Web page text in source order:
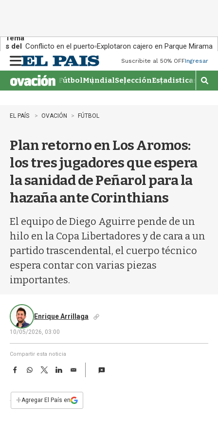
Tema
s del
día:
Conflicto en el puerto Explotaron cajero en Parque Miramar
n
u
Suscribite al 50% OFFIngresar
FútbolMundialSelecciónEstadisticas
M
o
EL PAÍS OVACIÓN FÚTBOL
Plan retorno en Los Aromos:
los tres jugadores que espera
la sanidad de Peñarol para la
hazaña ante Corinthians
El equipo de Diego Aguirre pende de un
hilo en la Copa Libertadores y de cara a un
partido trascendental, el cuerpo técnico
espera contar con varias piezas
importantes.
Enrique Arrillaga
10/05/2026, 03:00
Compartir esta noticia
F
e
b
W
s
T
w
t
L
E
i
l
+Agregar El País en